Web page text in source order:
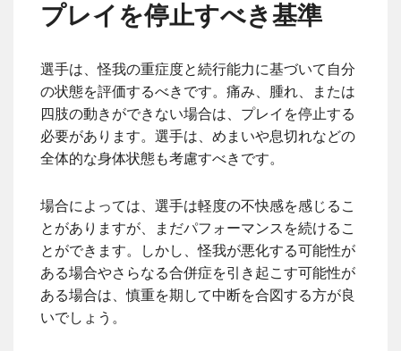
プレイを停止すべき基準
選手は、怪我の重症度と続行能力に基づいて自分
の状態を評価するべきです。痛み、腫れ、または
四肢の動きができない場合は、プレイを停止する
必要があります。選手は、めまいや息切れなどの
全体的な身体状態も考慮すべきです。
場合によっては、選手は軽度の不快感を感じるこ
とがありますが、まだパフォーマンスを続けるこ
とができます。しかし、怪我が悪化する可能性が
ある場合やさらなる合併症を引き起こす可能性が
ある場合は、慎重を期して中断を合図する方が良
いでしょう。